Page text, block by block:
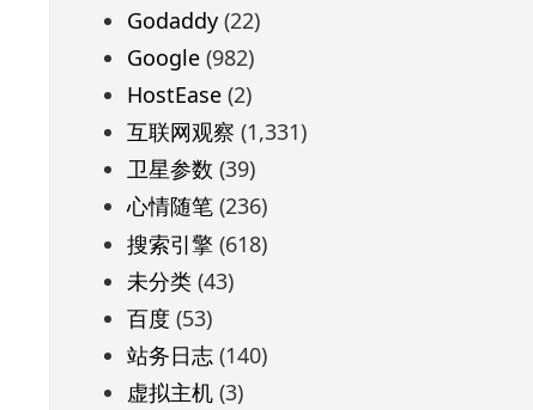
Godaddy(22)
Google(982)
HostEase(2)
互联网观察 (1,331)
卫星参数 (39)
心情随笔(236)
搜索引擎 (618)
未分类(43)
百度 (53)
站务日志(140)
虚拟主机(3)